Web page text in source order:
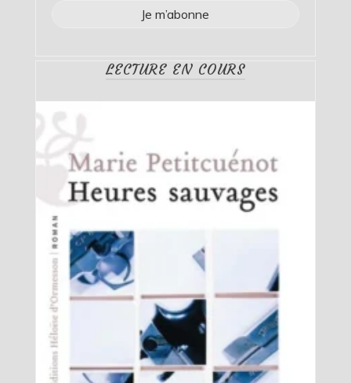
LECTURE EN COURS